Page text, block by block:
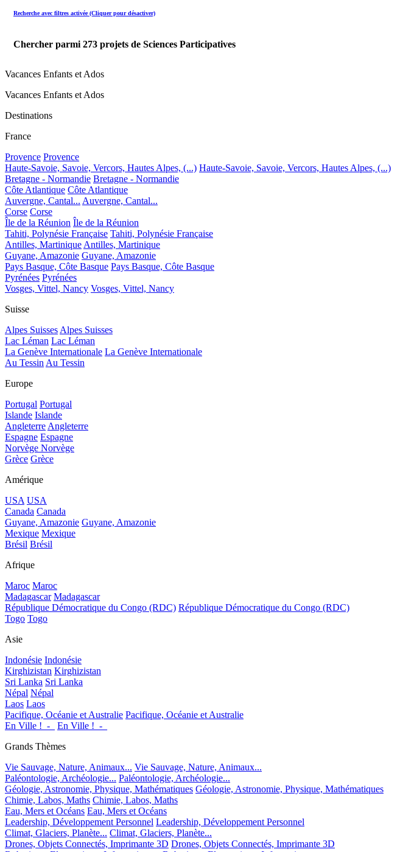
Recherche avec filtres activée (Cliquer pour désactiver)
Chercher parmi 273 projets de Sciences Participatives
Vacances Enfants et Ados
Vacances Enfants et Ados
Destinations
France
Provence Provence
Haute-Savoie, Savoie, Vercors, Hautes Alpes, (...) Haute-Savoie, Savoie, Vercors, Hautes Alpes, (...)
Bretagne - Normandie Bretagne - Normandie
Côte Atlantique Côte Atlantique
Auvergne, Cantal... Auvergne, Cantal...
Corse Corse
Île de la Réunion Île de la Réunion
Tahiti, Polynésie Française Tahiti, Polynésie Française
Antilles, Martinique Antilles, Martinique
Guyane, Amazonie Guyane, Amazonie
Pays Basque, Côte Basque Pays Basque, Côte Basque
Pyrénées Pyrénées
Vosges, Vittel, Nancy Vosges, Vittel, Nancy
Suisse
Alpes Suisses Alpes Suisses
Lac Léman Lac Léman
La Genève Internationale La Genève Internationale
Au Tessin Au Tessin
Europe
Portugal Portugal
Islande Islande
Angleterre Angleterre
Espagne Espagne
Norvège Norvège
Grèce Grèce
Amérique
USA USA
Canada Canada
Guyane, Amazonie Guyane, Amazonie
Mexique Mexique
Brésil Brésil
Afrique
Maroc Maroc
Madagascar Madagascar
République Démocratique du Congo (RDC) République Démocratique du Congo (RDC)
Togo Togo
Asie
Indonésie Indonésie
Kirghizistan Kirghizistan
Sri Lanka Sri Lanka
Népal Népal
Laos Laos
Pacifique, Océanie et Australie Pacifique, Océanie et Australie
En Ville !_-_
En Ville !_-_
Grands Thèmes
Vie Sauvage, Nature, Animaux... Vie Sauvage, Nature, Animaux...
Paléontologie, Archéologie... Paléontologie, Archéologie...
Géologie, Astronomie, Physique, Mathématiques Géologie, Astronomie, Physique, Mathématiques
Chimie, Labos, Maths Chimie, Labos, Maths
Eau, Mers et Océans Eau, Mers et Océans
Leadership, Développement Personnel Leadership, Développement Personnel
Climat, Glaciers, Planète... Climat, Glaciers, Planète...
Drones, Objets Connectés, Imprimante 3D Drones, Objets Connectés, Imprimante 3D